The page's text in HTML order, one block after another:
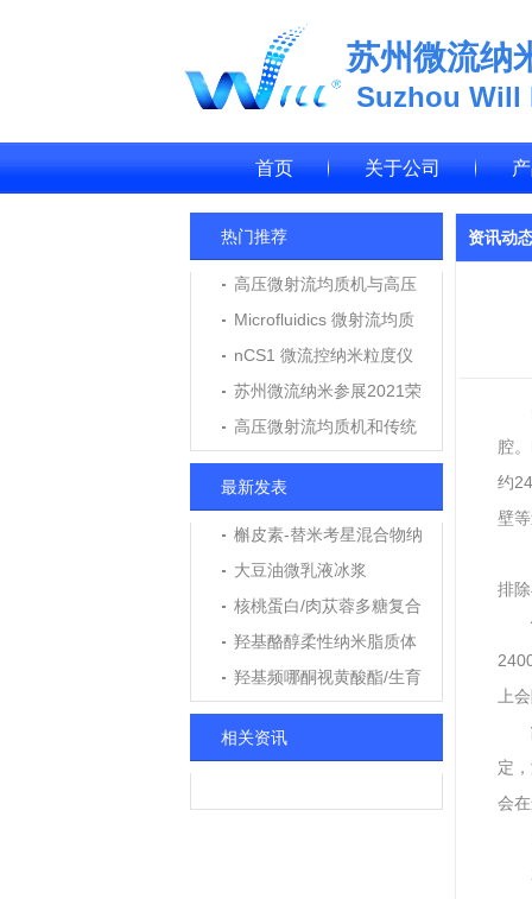
苏州微流纳
Suzhou Will
首页 关于公司
热门推荐
高压微射流均质机与高压
均质机在纳米乳、脂质体
制备中的应用与区别
Microfluidics 微射流均质
机M7250维修报告
nCS1 微流控纳米粒度仪
应用于LNP脂质纳米粒粒
径与浓度测定
苏州微流纳米参展2021荣
格个人护理技术高峰论坛
高压微射流均质机和传统
高压均质机用户使用评价
最新发表
槲皮素-替米考星混合物纳
米粒
大豆油微乳液冰浆
核桃蛋白/肉苁蓉多糖复合
纳米颗粒
羟基酪醇柔性纳米脂质体
羟基频哪酮视黄酸酯/生育
酚乙酸酯纳米乳
相关资讯
资讯动
腔
约
壁等
排除
上
定
会